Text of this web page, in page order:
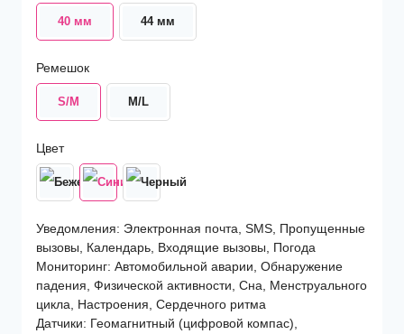
40mm
Silver
S/M
(2023)
40 мм 44 мм
Ремешок
S/M M/L
Цвет
Уведомления: Электронная почта, SMS, Пропущенные
вызовы, Календарь, Входящие вызовы, Погода
Мониторинг: Автомобильной аварии, Обнаружение
падения, Физической активности, Сна, Менструального
цикла, Настроения, Сердечного ритма
Датчики: Геомагнитный (цифровой компас),